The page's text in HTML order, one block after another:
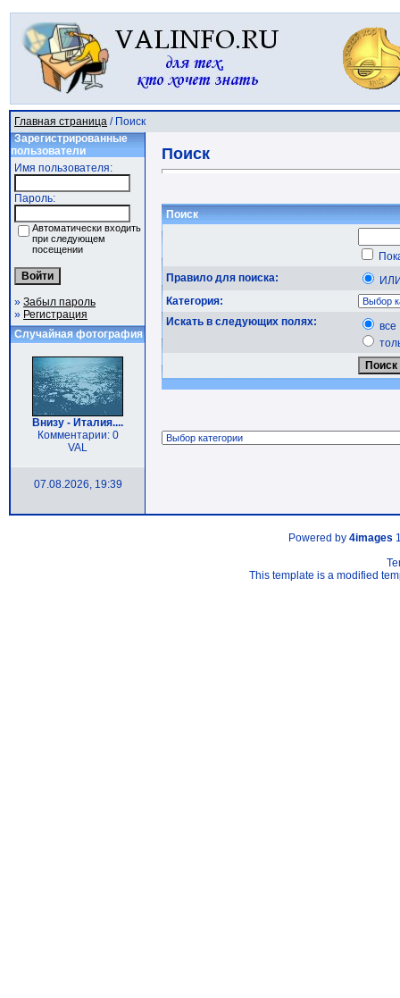
Главная страница / Поиск
Зарегистрированные
пользователи
Имя пользователя:
Пароль:
Автоматически входить
при следующем
посещении
» Забыл пароль
» Регистрация
Случайная фотография
Внизу - Италия....
Комментарии: 0
VAL
07.08.2026, 19:39
Поиск
Поиск
Правило для поиска:
Категория:
Искать в следующих полях:
все
Powered by 4images
This template is a modified